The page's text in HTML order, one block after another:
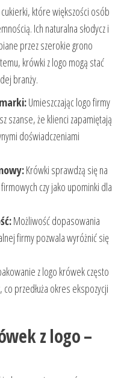
które większości osób
Ich naturalna słodycz i
przez szerokie grono
krówki z logo mogą stać
branży.
Umieszczając logo firmy
szanse, że klienci zapamiętają
doświadczeniami
Krówki sprawdzą się na
czy jako upominki dla
Możliwość dopasowania
firmy pozwala wyróżnić się
z logo krówek często
przedłuża okres ekspozycji
z logo –